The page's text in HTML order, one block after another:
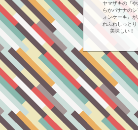
ヤマザキの『や
らかバナナのシ
ォンケーキ』が
わふわしっとり
美味しい！